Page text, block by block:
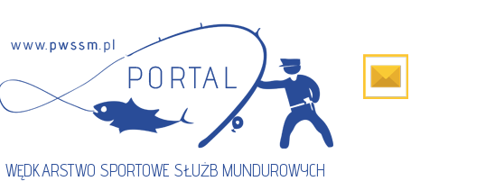
WĘDKARSTWO SPORTOWE SŁUŻB MUNDUROWYCH